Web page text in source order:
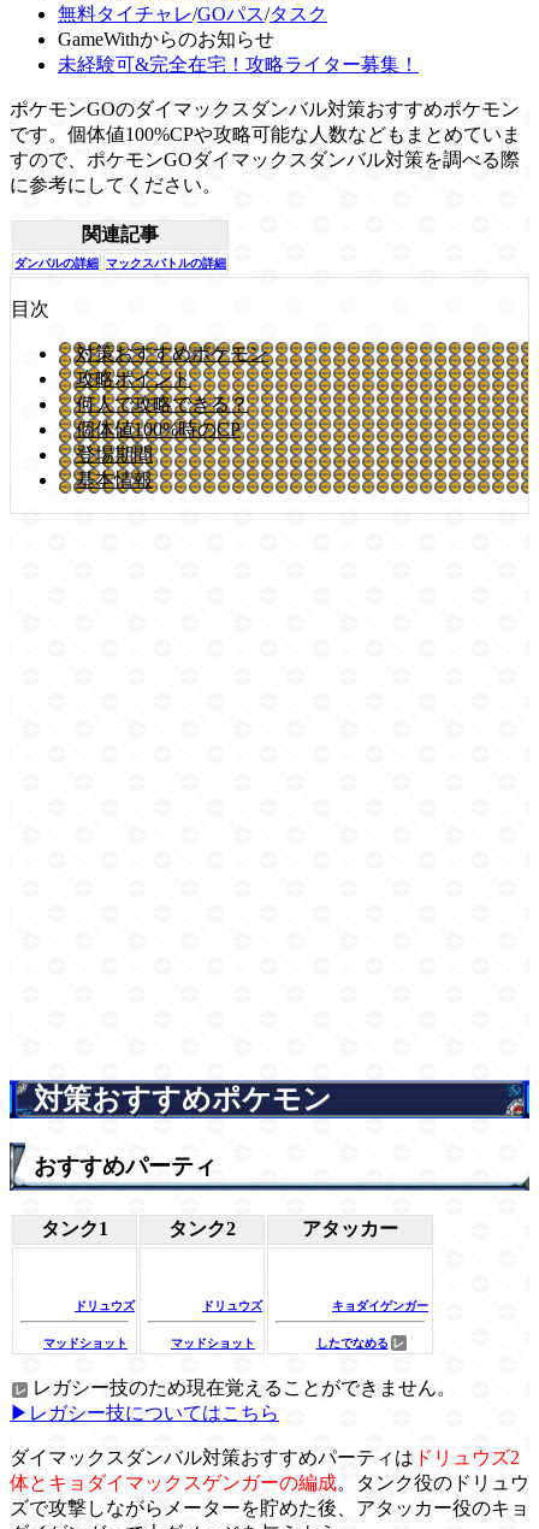
無料タイチャレ/GOパス/タスク
GameWithからのお知らせ
未経験可&完全在宅！攻略ライター募集！
ポケモンGOのダイマックスダンバル対策おすすめポケモン
です。個体値100%CPや攻略可能な人数などもまとめていま
すので、ポケモンGOダイマックスダンバル対策を調べる際
に参考にしてください。
関連記事
ダンバルの詳細 マックスバトルの詳細
目次
対策おすすめポケモン
攻略ポイント
何人で攻略できる？
個体値100%時のCP
登場期間
基本情報
対策おすすめポケモン
おすすめパーティ
タンク1 タンク2 アタッカー
ドリュウズ
マッドショット
ドリュウズ
マッドショット
キョダイゲンガー
したでなめる
レガシー技のため現在覚えることができません。
▶レガシー技についてはこちら
ダイマックスダンバル対策おすすめパーティは ドリュウズ2
体とキョダイマックスゲンガーの編成。タンク役のドリュウ
ズで攻撃しながらメーターを貯めた後、アタッカー役のキョ